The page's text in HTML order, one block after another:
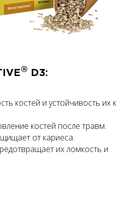
® D3:
костей и устойчивость их к
костей после травм.
от кариеса.
их ломкость и